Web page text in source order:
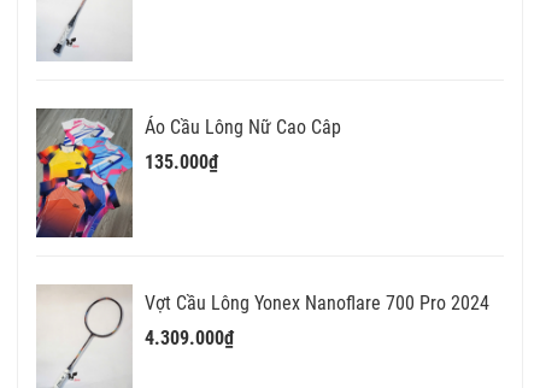
Áo Cầu Lông Nữ Cao Câp
135.000₫
Vợt Cầu Lông Yonex Nanoflare 700 Pro 2024
4.309.000₫